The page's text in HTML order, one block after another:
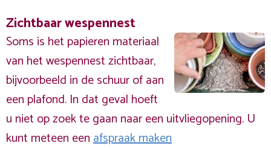
Zichtbaar wespennest
Soms is het papieren materiaal
van het wespennest zichtbaar,
bijvoorbeeld in de schuur of aan
een plafond. In dat geval hoeft
u niet op zoek te gaan naar een uitvliegopening. U
kunt meteen eenafspraak maken